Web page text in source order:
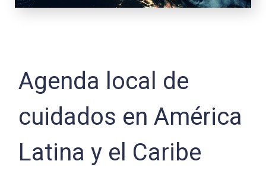
Agenda local de
cuidados en América
Latina y el Caribe